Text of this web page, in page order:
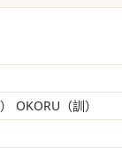
OKORU（訓）